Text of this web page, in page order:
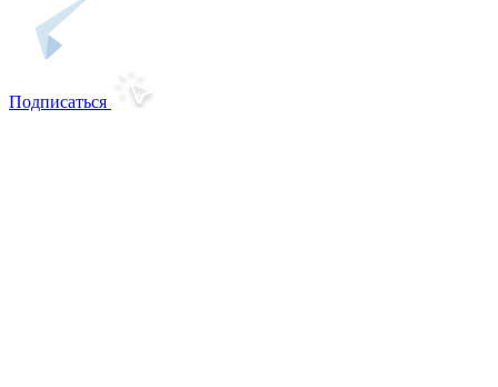
Подписаться